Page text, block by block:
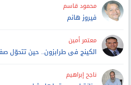
محمود قاسم
فيروز هانم
معتمر أمين
الكينج فى طرابزون.. حين تتحوّل
ناجح إبراهيم